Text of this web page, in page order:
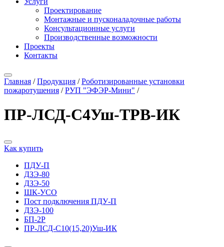
Проектирование
Монтажные и пусконаладочные работы
Консультационные услуги
Производственные возможности
Проекты
Контакты
Главная /Продукция /Роботизированные установки
пожаротушения /РУП "ЭФЭР-Мини" /
ПР-ЛСД-С4Уш-ТРВ-ИК
Как купить
ПДУ-П
ДЗЭ-80
ДЗЭ-50
ШК-УСО
Пост подключения ПДУ-П
ДЗЭ-100
БП-2Р
ПР-ЛСД-С10(15,20)Уш-ИК